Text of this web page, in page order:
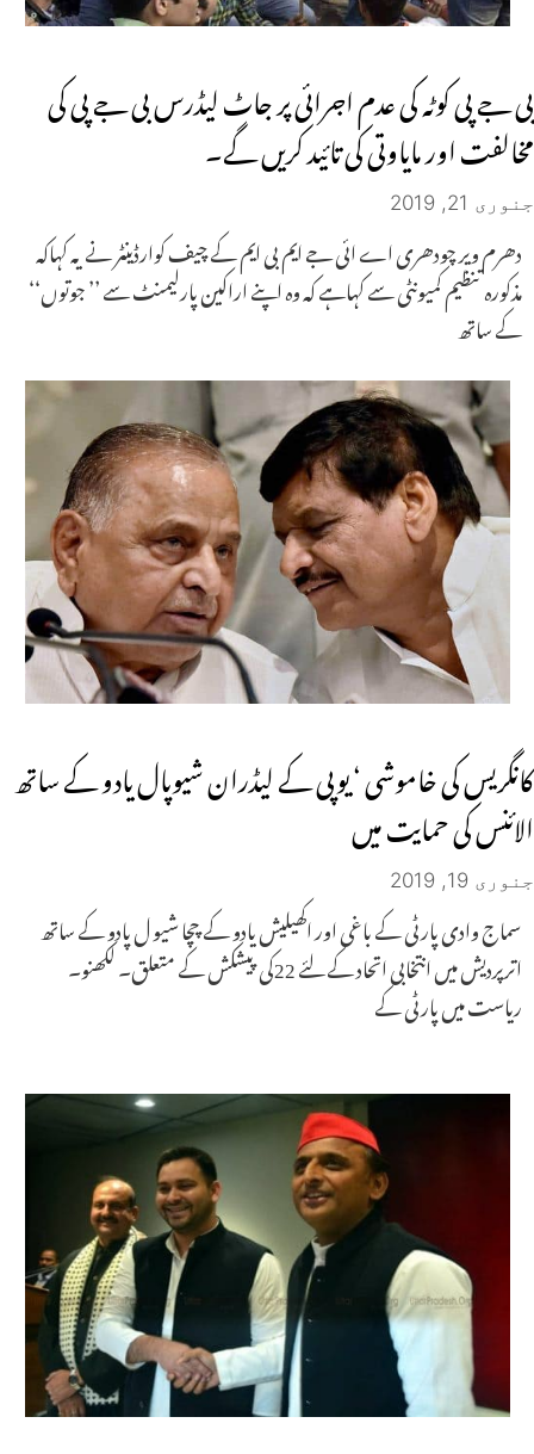
بی جے پی کوٹہ کی عدم اجرائی پر جاٹ لیڈرس بی جے پی کی
مخالفت اور مایاوتی کی تائید کریں گے۔
جنوری 21, 2019
دھرم ویر چودھری اے ائی جے ایم بی ایم کے چیف کوارڈینٹر نے یہ کہاکہ
مذکورہ تنظیم کمیونٹی سے کہاہے کہ وہ اپنے اراکین پارلیمنٹ سے ’’ جوتوں‘‘
کے ساتھ
کانگریس کی خاموشی ‘ یوپی کے لیڈران شیوپال یادو کے ساتھ
الائنس کی حمایت میں
جنوری 19, 2019
سماج وادی پارٹی کے باغی اور اکھیلیش یادو کے چچا شیو ل پادو کے ساتھ
اترپردیش میں انتخابی اتحاد کے لئے 22کی پیشکش کے متعلق۔ لکھنو۔
ریاست میں پارٹی کے